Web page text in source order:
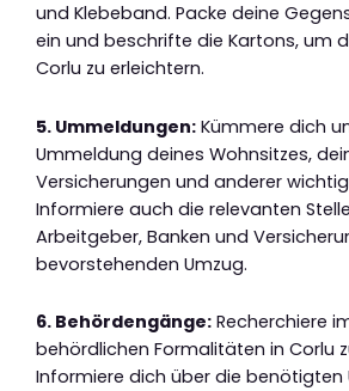
und Klebeband. Packe deine
ein und beschrifte die Kartons, um
Corlu zu erleichtern.
5. Ummeldungen: Kümmere dich
Ummeldung deines Wohnsitzes,
Versicherungen und anderer
Informiere auch die relevanten
Arbeitgeber, Banken und
bevorstehenden Umzug.
6. Behördengänge: Recherchiere
behördlichen Formalitäten in Corlu
Informiere dich über die benötigten